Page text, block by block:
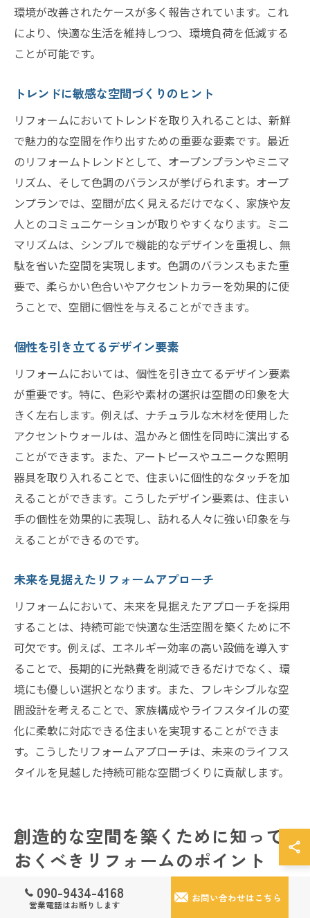
環境が改善されたケースが多く報告されています。これ
により、快適な生活を維持しつつ、環境負荷を低減する
ことが可能です。
トレンドに敏感な空間づくりのヒント
リフォームにおいてトレンドを取り入れることは、新鮮
で魅力的な空間を作り出すための重要な要素です。最近
のリフォームトレンドとして、オープンプランやミニマ
リズム、そして色調のバランスが挙げられます。オープ
ンプランでは、空間が広く見えるだけでなく、家族や友
人とのコミュニケーションが取りやすくなります。ミニ
マリズムは、シンプルで機能的なデザインを重視し、無
駄を省いた空間を実現します。色調のバランスもまた重
要で、柔らかい色合いやアクセントカラーを効果的に使
うことで、空間に個性を与えることができます。
個性を引き立てるデザイン要素
リフォームにおいては、個性を引き立てるデザイン要素
が重要です。特に、色彩や素材の選択は空間の印象を大
きく左右します。例えば、ナチュラルな木材を使用した
アクセントウォールは、温かみと個性を同時に演出する
ことができます。また、アートピースやユニークな照明
器具を取り入れることで、住まいに個性的なタッチを加
えることができます。こうしたデザイン要素は、住まい
手の個性を効果的に表現し、訪れる人々に強い印象を与
えることができるのです。
未来を見据えたリフォームアプローチ
リフォームにおいて、未来を見据えたアプローチを採用
することは、持続可能で快適な生活空間を築くために不
可欠です。例えば、エネルギー効率の高い設備を導入す
ることで、長期的に光熱費を削減できるだけでなく、環
境にも優しい選択となります。また、フレキシブルな空
間設計を考えることで、家族構成やライフスタイルの変
化に柔軟に対応できる住まいを実現することができま
す。こうしたリフォームアプローチは、未来のライフス
タイルを見越した持続可能な空間づくりに貢献します。
創造的な空間を築くために知って
おくべきリフォームのポイント
090-9434-4168
営業電話はお断りします
お問い合わせはこちら